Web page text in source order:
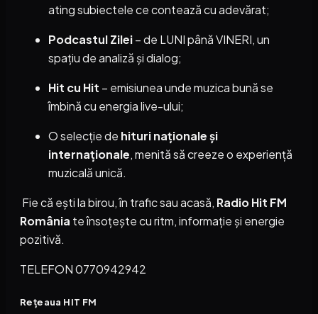
ating subiectele ce contează cu adevărat;
Podcastul Zilei– de LUNI până VINERI, un
spațiu de analiză și dialog;
Hit cu Hit – emisiunea unde muzica bună se
îmbină cu energia live-ului;
O selecție de hituri naționale și
internaționale, menită să creeze o experiență
muzicală unică.
Fie că ești la birou, în trafic sau acasă, Radio Hit FM
România te însoțește cu ritm, informație și energie
pozitivă.
TELEFON 0770942942
Rețeaua HIT FM